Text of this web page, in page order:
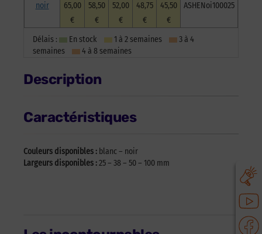
noir
65,00
€
58,50
€
52,00
€
48,75
€
45,50
€
ASHENoi100025
Délais : En stock 1 à 2 semaines
3 à 4
semaines
4 à 8 semaines
Description
Caractéristiques
Couleurs disponibles : blanc – noir
Largeurs disponibles :25 – 38 – 50 – 100 mm